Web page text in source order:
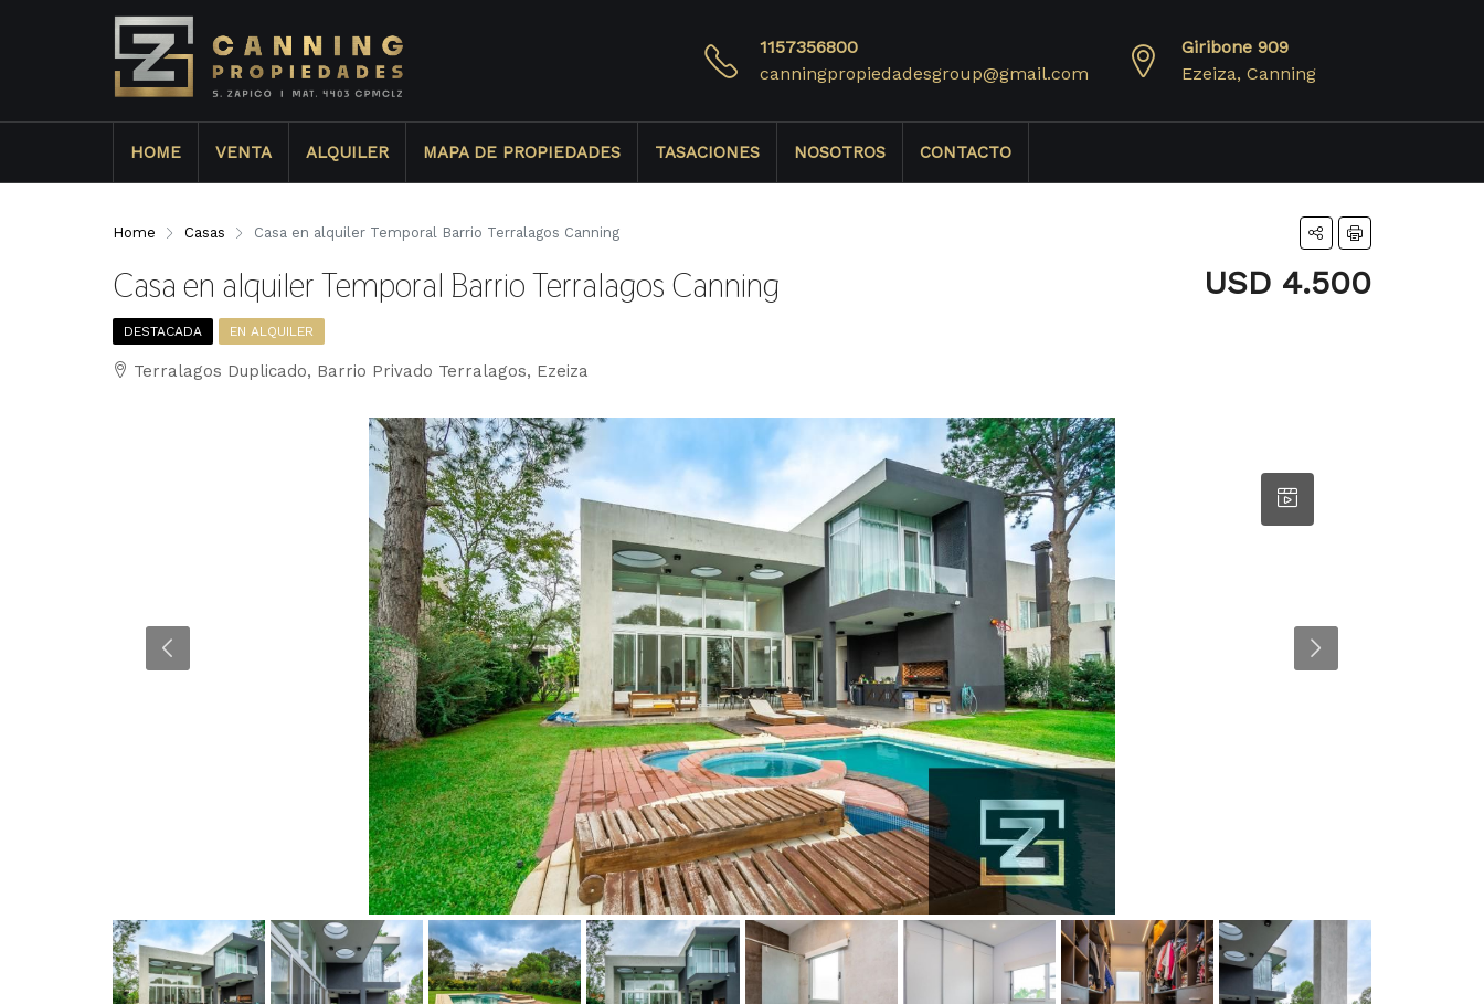
1157356800
canningpropiedadesgroup@gmail.com
Giribone 909
Ezeiza, Canning
HOME VENTA ALQUILER MAPA DE PROPIEDADES TASACIONES NOSOTROS CONTACTO
Home Casas Casa en alquiler Temporal Barrio Terralagos Canning
Casa en alquiler Temporal Barrio Terralagos Canning USD 4.500
DESTACADA EN ALQUILER
Terralagos Duplicado, Barrio Privado Terralagos, Ezeiza